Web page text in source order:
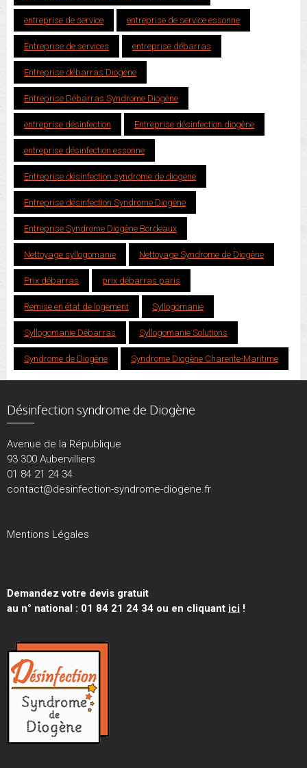
entreprise de service entreprise de service essonne
Entreprise de services entreprise débarras
Entreprise débarras Diogène
Entreprise Débarras Syndrome Diogène
entreprise désinfection Entreprise désinfection diogène
entreprise désinfection essonne
Entreprise désinfection syndrome de diogene
Entreprise désinfection Syndrome Diogène
Entreprise Syndrome Diogène Bordeaux
Nettoyage syllogomanie Nettoyage Syndrome de Diogène
Prix débarras prix débarras paris
Remise en état de logement Syllogomanie
Syllogomanie Débarras Syllogomanie Solutions
Syndrome de Diogène Syndrome Diogène Charente-Maritime
Désinfection syndrome de Diogène
Avenue de la République
93 300 Aubervilliers
01 84 21 24 34
contact@desinfection-syndrome-diogene.fr
Mentions Légales
Demandez votre devis gratuit
au n° national : 01 84 21 24 34 ou en cliquant ici !